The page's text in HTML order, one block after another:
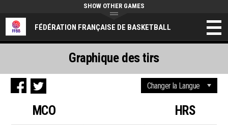
FÉDÉRATION FRANÇAISE DE BASKETBALL
SHOW OTHER GAMES
MCO HRS
Graphique des tirs